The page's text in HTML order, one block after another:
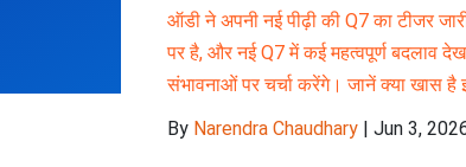
ऑडी ने अपनी नई पीढ़ी की Q7 का टीजर
पर है, और नई Q7 में कई महत्वपूर्ण बदलाव
संभावनाओं पर चर्चा करेंगे। जानें क्या खास
By Narendra Chaudhary | Jun 3,